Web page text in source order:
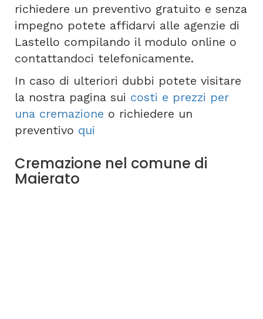
richiedere un preventivo gratuito e senza
impegno potete affidarvi alle agenzie di
Lastello compilando il modulo online o
contattandoci telefonicamente.
In caso di ulteriori dubbi potete visitare
la nostra pagina sui costi e prezzi per
una cremazione o richiedere un
preventivo qui
Cremazione nel comune di
Maierato